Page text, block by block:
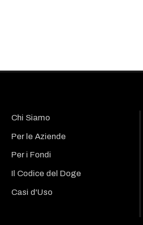
Chi Siamo
Per le Aziende
Per i Fondi
Il Codice del Doge
Casi d'Uso